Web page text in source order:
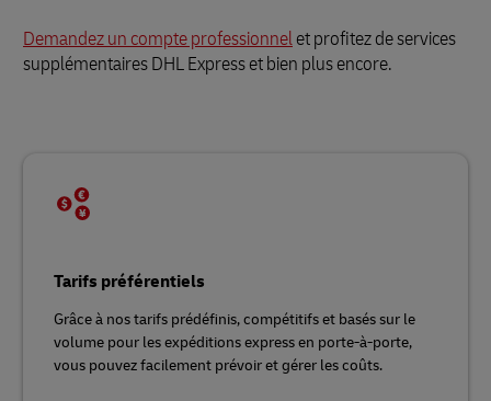
Demandez un compte professionnelet profitez de services
supplémentaires DHL Express et bien plus encore.
Tarifs préférentiels
Grâce à nos tarifs prédéfinis, compétitifs et basés sur le
volume pour les expéditions express en porte-à-porte,
vous pouvez facilement prévoir et gérer les coûts.